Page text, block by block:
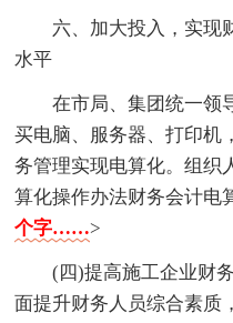
六、加大投入，实现
水平
在市局、集团统一领
买电脑、服务器、打印机
务管理实现电算化。组织
算化操作办法财务会计电
个字……>
(四)提高施工企业财
面提升财务人员综合素质